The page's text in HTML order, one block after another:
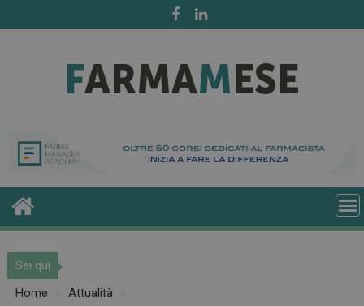
to
Sei qui
Home
Attualità